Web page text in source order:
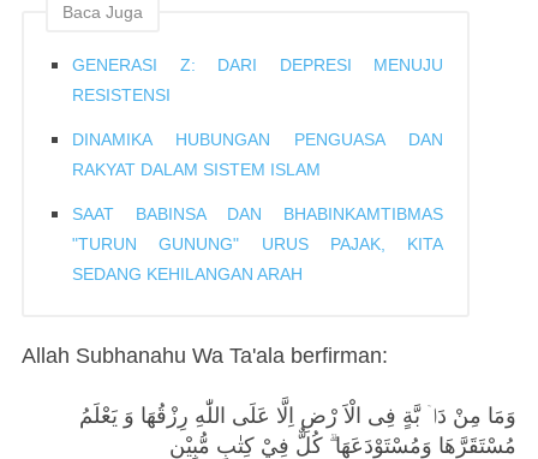
Baca Juga
GENERASI Z: DARI DEPRESI MENUJU
RESISTENSI
DINAMIKA HUBUNGAN PENGUASA DAN
RAKYAT DALAM SISTEM ISLAM
SAAT BABINSA DAN BHABINKAMTIBMAS
"TURUN GUNUNG" URUS PAJAK, KITA
SEDANG KEHILANGAN ARAH
Allah Subhanahu Wa Ta'ala berfirman:
وَمَا مِنْ دَاۤ بَّةٍ فِى الْاَ رْضِ اِلَّا عَلَى اللّٰهِ رِزْقُهَا وَ يَعْلَمُ
مُسْتَقَرَّهَا وَمُسْتَوْدَعَهَا ۗ كُلٌّ فِيْ كِتٰبٍ مُّبِيْنٍ